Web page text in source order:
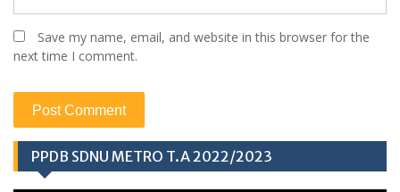
Save my name, email, and website in this browser for the
next time I comment.
PPDB SDNU METRO T.A 2022/2023